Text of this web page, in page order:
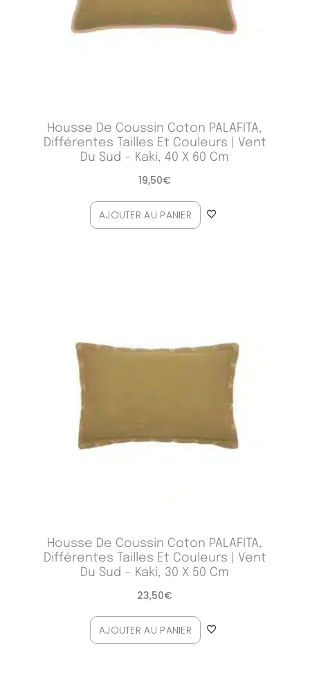
Housse De Coussin Coton PALAFITA,
Différentes Tailles Et Couleurs | Vent
Du Sud – Kaki, 40 X 60 Cm
19,50€
AJOUTER AU PANIER
Housse De Coussin Coton PALAFITA,
Différentes Tailles Et Couleurs | Vent
Du Sud – Kaki, 30 X 50 Cm
23,50€
AJOUTER AU PANIER